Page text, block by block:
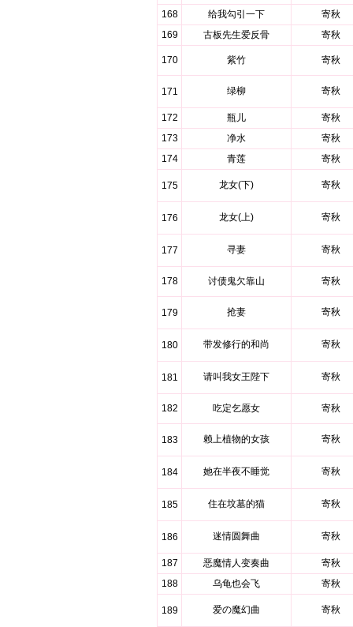
168
给我勾引一下
寄秋
169
古板先生爱反骨 寄秋
170 紫竹 寄秋
171 绿柳 寄秋
172 瓶儿
寄秋
173
净水
寄秋
174
青莲 寄秋
175 龙女(下) 寄秋
176 龙女(上) 寄秋
177 寻妻 寄秋
178 讨债鬼欠靠山 寄秋
179 抢妻 寄秋
180 带发修行的和尚 寄秋
181 请叫我女王陛下 寄秋
182 吃定乞愿女 寄秋
183 赖上植物的女孩 寄秋
184 她在半夜不睡觉 寄秋
185 住在坟墓的猫 寄秋
186 迷情圆舞曲 寄秋
187 恶魔情人变奏曲
寄秋
188
乌龟也会飞 寄秋
189 爱の魔幻曲 寄秋